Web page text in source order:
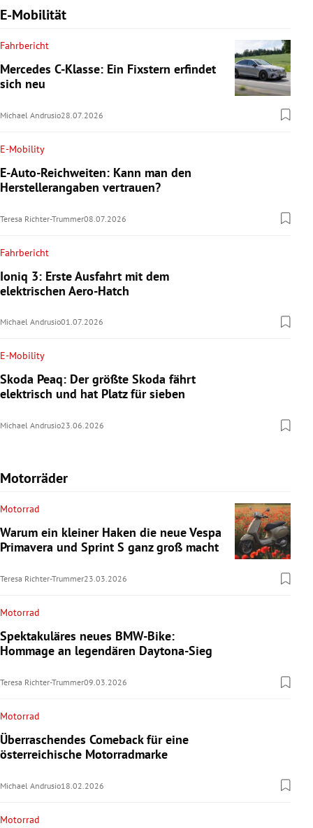
E-Mobilität
Fahrbericht
Mercedes C-Klasse: Ein Fixstern erfindet
sich neu
Michael Andrusio28.07.2026
E-Mobility
E-Auto-Reichweiten: Kann man den
Herstellerangaben vertrauen?
Teresa Richter-Trummer08.07.2026
Fahrbericht
Ioniq 3: Erste Ausfahrt mit dem
elektrischen Aero-Hatch
Michael Andrusio01.07.2026
E-Mobility
Skoda Peaq: Der größte Skoda fährt
elektrisch und hat Platz für sieben
Michael Andrusio23.06.2026
Motorräder
Motorrad
Warum ein kleiner Haken die neue Vespa
Primavera und Sprint S ganz groß macht
Teresa Richter-Trummer23.03.2026
Motorrad
Spektakuläres neues BMW-Bike:
Hommage an legendären Daytona-Sieg
Teresa Richter-Trummer09.03.2026
Motorrad
Überraschendes Comeback für eine
österreichische Motorradmarke
Michael Andrusio18.02.2026
Motorrad